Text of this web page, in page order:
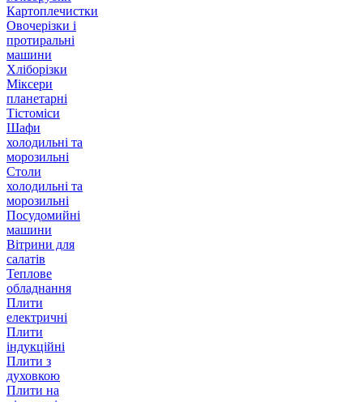
Картоплечистки
Овочерізки і
протиральні
машини
Хліборізки
Міксери
планетарні
Тістоміси
Шафи
холодильні та
морозильні
Столи
холодильні та
морозильні
Посудомийні
машини
Вітрини для
салатів
Теплове
обладнання
Плити
електричні
Плити
індукційні
Плити з
духовкою
Плити на